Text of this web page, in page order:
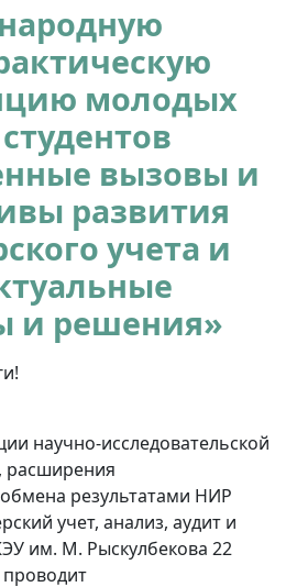
молодых
вызовы и
развития
учета и
и решения»
научно-исследовательской
расширения
результатами НИР
учет, анализ, аудит и
им. М. Рыскулбекова 22
года проводит